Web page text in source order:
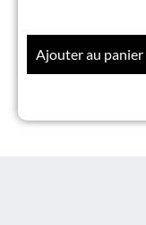
Ajouter au panier